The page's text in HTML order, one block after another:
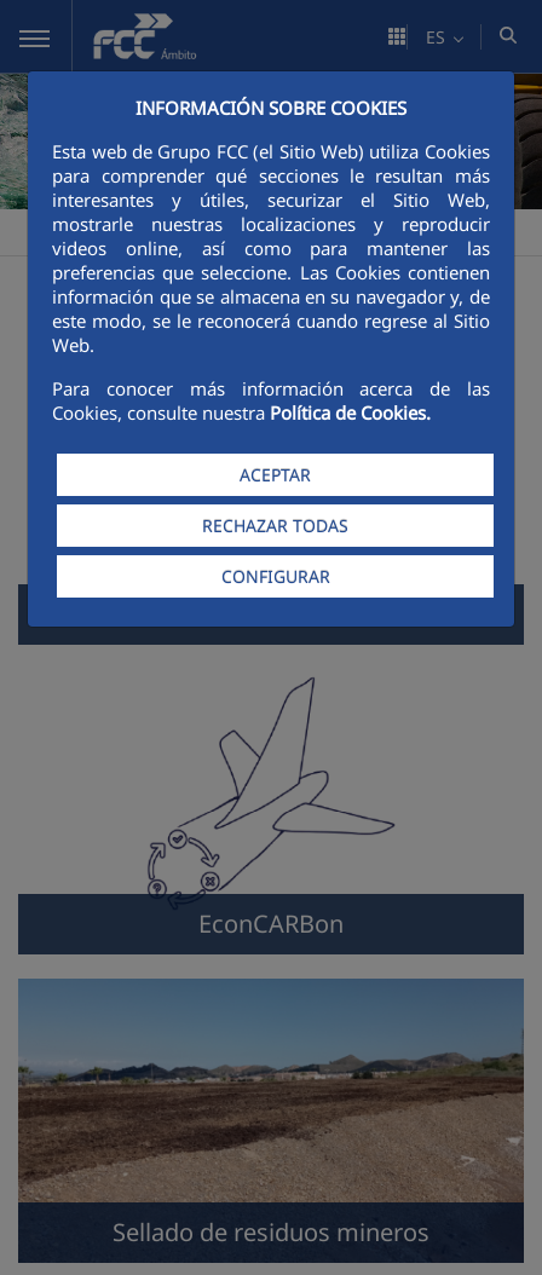
Saltar al contenido principal
INFORMACIÓN SOBRE COOKIES
Esta web de Grupo FCC (el Sitio Web) utiliza Cookies
para comprender qué secciones le resultan más
interesantes y útiles, securizar el Sitio Web,
mostrarle nuestras localizaciones y reproducir
videos online, así como para mantener las
preferencias que seleccione. Las Cookies contienen
información que se almacena en su navegador y, de
este modo, se le reconocerá cuando regrese al Sitio
Web.
Para conocer más información acerca de las
Cookies, consulte nuestra Política de Cookies.
ACEPTAR
RECHAZAR TODAS
CONFIGURAR
ES
FCC Ámbito Innovación > Innovación Proyectos I+D+i
Proyectos I+D+i
EconCARBon
Sellado de residuos mineros